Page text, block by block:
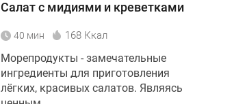
Салат с мидиями и креветками
40 мин 168 Ккал
Морепродукты - замечательные
ингредиенты для приготовления
лёгких, красивых салатов. Являясь